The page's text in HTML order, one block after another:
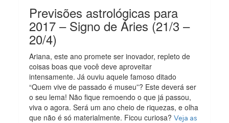
Previsões astrológicas para
2017 – Signo de Áries (21/3 –
20/4)
Ariana, este ano promete ser inovador, repleto de
coisas boas que você deve aproveitar
intensamente. Já ouviu aquele famoso ditado
“Quem vive de passado é museu”? Este deverá ser
o seu lema! Não fique remoendo o que já passou,
viva o agora. Será um ano cheio de riquezas, e olha
que não é só materialmente. Ficou curiosa?Veja as